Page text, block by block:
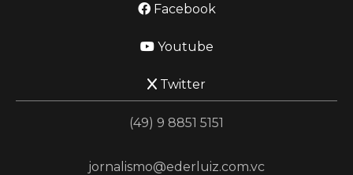
Facebook
Youtube
Twitter
(49) 9 8851 5151
jornalismo@ederluiz.com.vc